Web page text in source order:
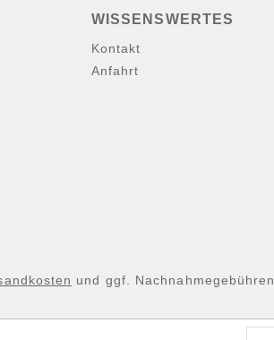
WISSENSWERTES
Kontakt
Anfahrt
und ggf.